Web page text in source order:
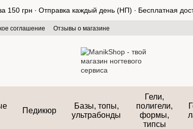
150 грн ∙ Отправка каждый день (НП) ∙ Бесплатная
соглашение Отзывы о магазине
Педикюр
Базы, топы,
ультрабонды
Гели,
полигели,
формы,
типсы